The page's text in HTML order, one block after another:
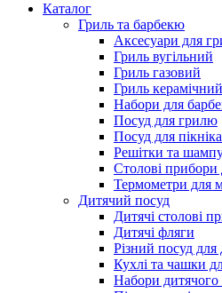
Каталог
Гриль та барбекю
Аксесуари для
Гриль вугільний
Гриль газовий
Гриль керамічний
Набори для
Посуд для грилю
Посуд для пікніка
Решітки та
Столові
Термометри для
Дитячий посуд
Дитячі столові
Дитячі фляги
Різний посуд
Кухлі та чашки
Набори дитячого